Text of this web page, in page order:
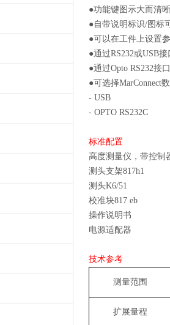
●功能键图示大而清晰
●自带说明标识/图标
●可以在工件上设置
●通过RS232或USB接
●通过Opto RS232接
●可选择MarConnect
- USB
- OPTO RS232C
标准配置
高度测量仪，带控制
测头支架817h1
测头K6/51
校准块817 eb
操作说明书
电源适配器
技术参考
测量范围
扩展量程